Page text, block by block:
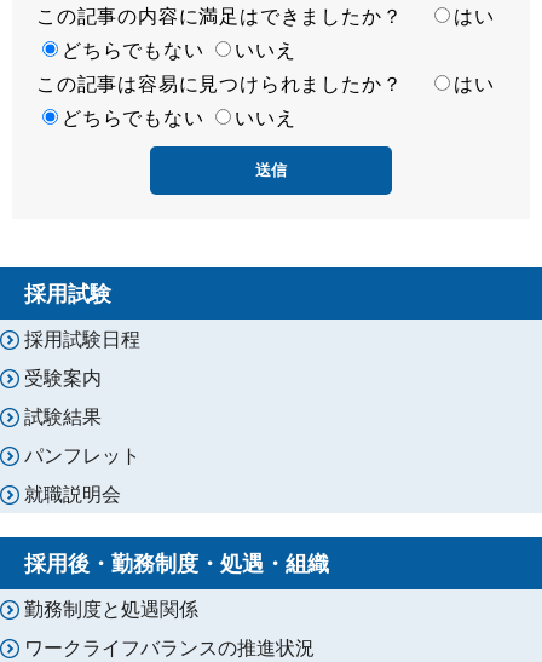
満
足
度
この記事の内容に満足はできましたか？
はい
どちらでもない
いいえ
容
易
この記事は容易に見つけられましたか？
はい
どちらでもない
いいえ
採用試験
採用試験日程
受験案内
試験結果
パンフレット
就職説明会
採用後・勤務制度・処遇・組織
勤務制度と処遇関係
ワークライフバランスの推進状況